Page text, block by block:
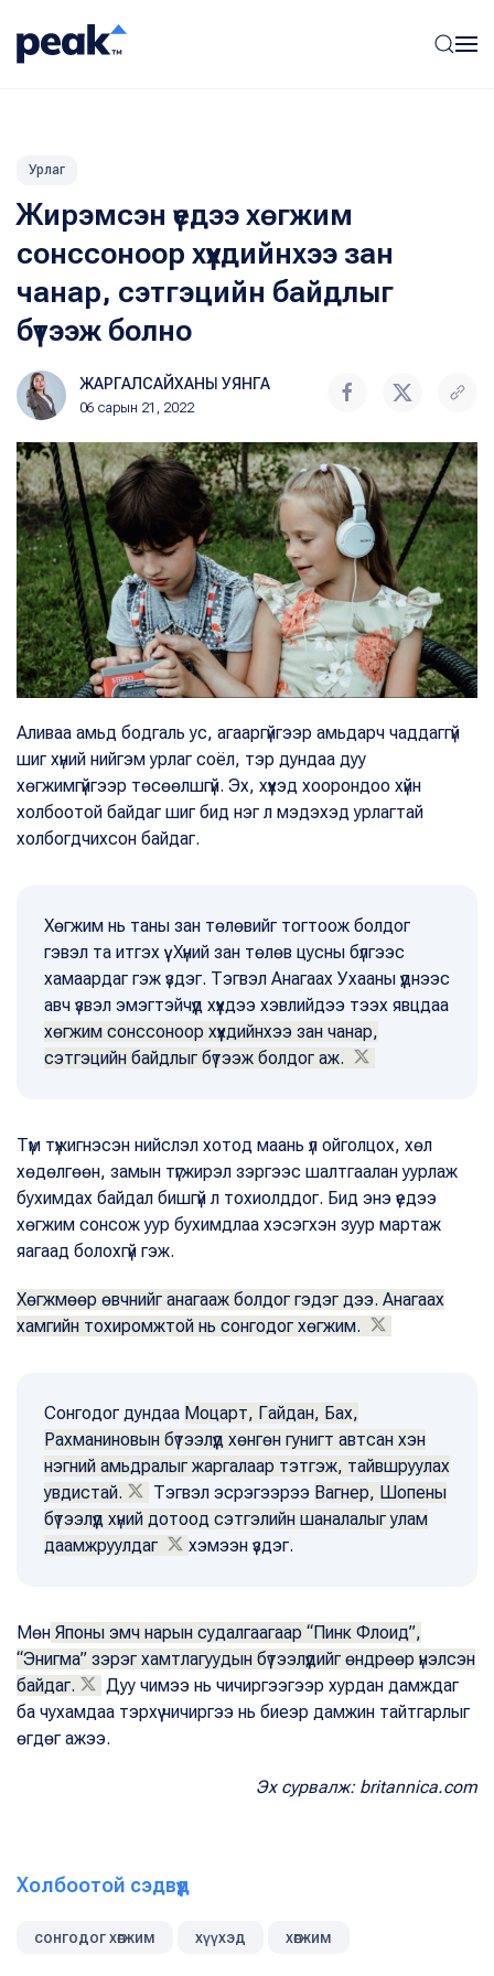
Урлаг
Жирэмсэн үедээ хөгжим
сонссоноор хүүхдийнхээ зан
чанар, сэтгэцийн байдлыг
бүтээж болно
ЖАРГАЛСАЙХАНЫ УЯНГА
06 сарын 21, 2022
Аливаа амьд бодгаль ус, агааргүйгээр амьдарч чаддаггүй
шиг хүний нийгэм урлаг соёл, тэр дундаа дуу
хөгжимгүйгээр төсөөлшгүй. Эх, хүүхэд хоорондоо хүйн
холбоотой байдаг шиг бид нэг л мэдэхэд урлагтай
холбогдчихсон байдаг.
Хөгжим нь таны зан төлөвийг тогтоож болдог
гэвэл та итгэх үү. Хүний зан төлөв цусны бүлгээс
хамаардаг гэж үздэг. Тэгвэл Анагаах Ухааны үүднээс
авч үзвэл эмэгтэйчүүд хүүхдээ хэвлийдээ тээх явцдаа
хөгжим сонссоноор хүүхдийнхээ зан чанар,
сэтгэцийн байдлыг бүтээж болдог аж.
Түм түжигнэсэн нийслэл хотод маань үл ойголцох, хөл
хөдөлгөөн, замын түгжирэл зэргээс шалтгаалан уурлаж
бухимдах байдал бишгүй л тохиолддог. Бид энэ үедээ
хөгжим сонсож уур бухимдлаа хэсэгхэн зуур мартаж
яагаад болохгүй гэж.
Хөгжмөөр өвчнийг анагааж болдог гэдэг дээ. Анагаах
хамгийн тохиромжтой нь сонгодог хөгжим.
Сонгодог дундаа Моцарт, Гайдан, Бах,
Рахманиновын бүтээлүүд хөнгөн гунигт автсан хэн
нэгний амьдралыг жаргалаар тэтгэж, тайвшруулах
увдистай.
Тэгвэл эсрэгээрээ Вагнер, Шопены
бүтээлүүд хүний дотоод сэтгэлийн шаналалыг улам
даамжруулдаг
хэмээн үздэг.
Мөн Японы эмч нарын судалгаагаар “Пинк Флоид”,
“Энигма” зэрэг хамтлагуудын бүтээлүүдийг өндрөөр үнэлсэн
байдаг.
Дуу чимээ нь чичиргээгээр хурдан дамждаг
ба чухамдаа тэрхүү чичиргээ нь биеэр дамжин тайтгарлыг
өгдөг ажээ.
Эх сурвалж: britannica.com
Холбоотой сэдвүүд
сонгодог хөгжим хүүхэд хөгжим